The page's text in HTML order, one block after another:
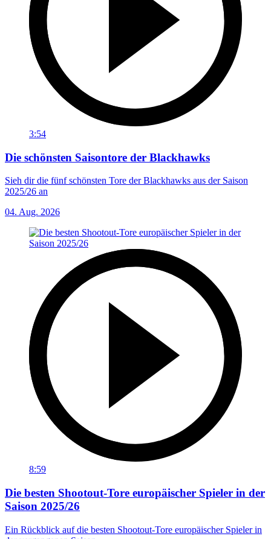
3:54
Die schönsten Saisontore der Blackhawks
Sieh dir die fünf schönsten Tore der Blackhawks aus der Saison
2025/26 an
04. Aug. 2026
8:59
Die besten Shootout-Tore europäischer Spieler in der
Saison 2025/26
Ein Rückblick auf die besten Shootout-Tore europäischer Spieler in